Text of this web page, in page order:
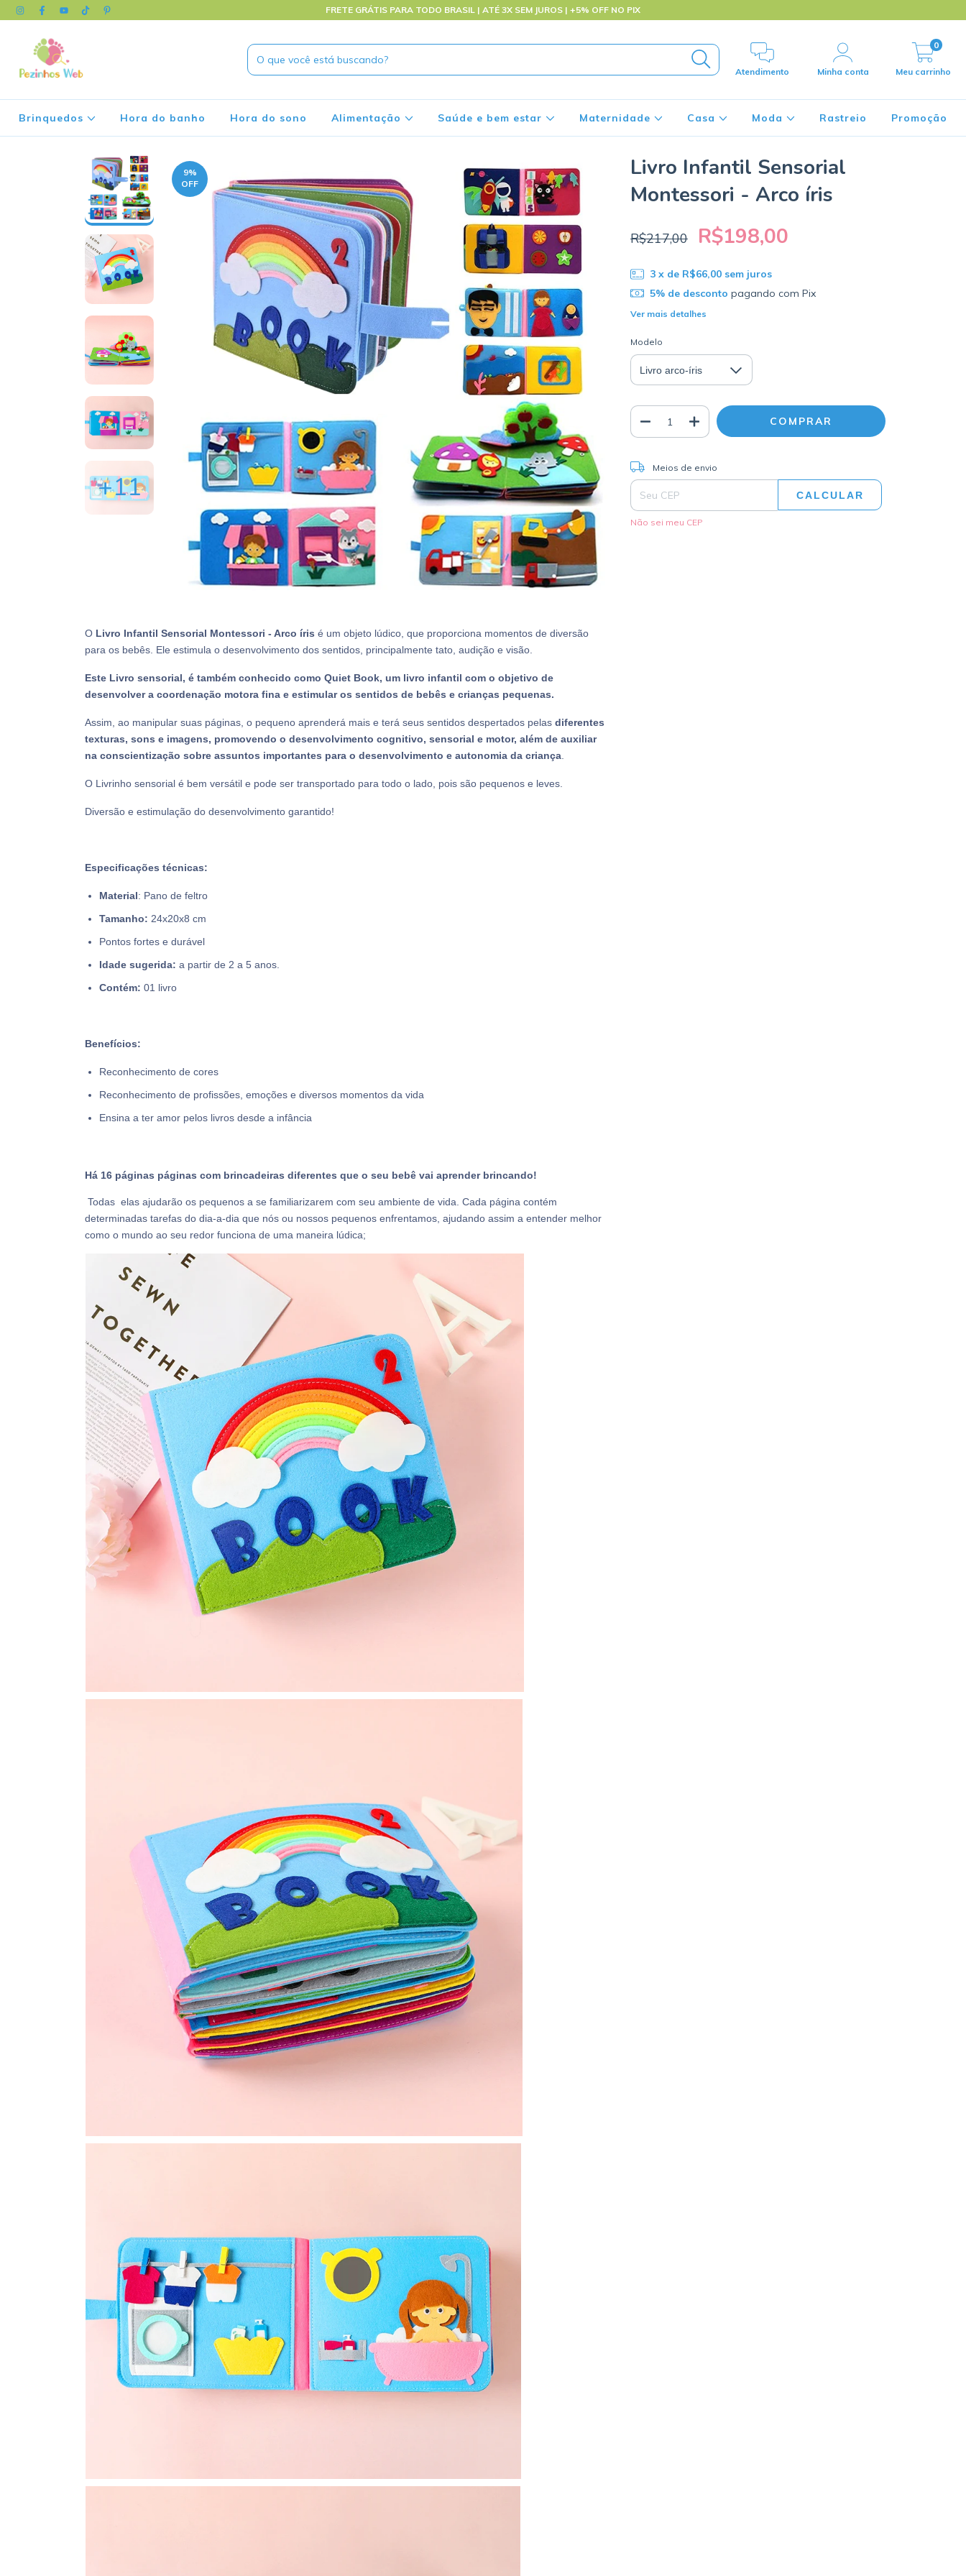
FRETE GRÁTIS PARA TODO BRASIL | ATÉ 3X SEM JUROS | +5% OFF NO PIX
Atendimento Minha conta Meu carrinho
0
Brinquedos Hora do banho Hora do sono Alimentação Saúde e bem estar Maternidade Casa Moda Rastreio Promoção
+11
9%
OFF
O Livro Infantil Sensorial Montessori - Arco íris é um objeto lúdico, que proporciona momentos de diversão
para os bebês. Ele estimula o desenvolvimento dos sentidos, principalmente tato, audição e visão.
Este Livro sensorial, é também conhecido como Quiet Book, um livro infantil com o objetivo de
desenvolver a coordenação motora fina e estimular os sentidos de bebês e crianças pequenas.
Assim, ao manipular suas páginas, o pequeno aprenderá mais e terá seus sentidos despertados pelas diferentes
texturas, sons e imagens, promovendo o desenvolvimento cognitivo, sensorial e motor, além de auxiliar
na conscientização sobre assuntos importantes para o desenvolvimento e autonomia da criança
O Livrinho sensorial é bem versátil e pode ser transportado para todo o lado, pois são pequenos e leves.
Diversão e estimulação do desenvolvimento garantido!
Especificações técnicas:
Material: Pano de feltro
Tamanho: 24x20x8 cm
Pontos fortes e durável
Idade sugerida: a partir de 2 a 5 anos.
Contém: 01 livro
Benefícios:
Reconhecimento de cores
Reconhecimento de profissões, emoções e diversos momentos da vida
Ensina a ter amor pelos livros desde a infância
Há 16 páginas páginas com brincadeiras diferentes que o seu bebê vai aprender brincando!
Todas elas ajudarão os pequenos a se familiarizarem com seu ambiente de vida. Cada página contém
determinadas tarefas do dia-a-dia que nós ou nossos pequenos enfrentamos, ajudando assim a entender melhor
como o mundo ao seu redor funciona de uma maneira lúdica;
Livro Infantil Sensorial
Montessori - Arco íris
R$217,00 R$198,00
3 x de R$66,00 sem juros
5% de desconto pagando com Pix
Ver mais detalhes
Modelo
Entregas para o CEP:
Meios de envio
CALCULAR
Não sei meu CEP